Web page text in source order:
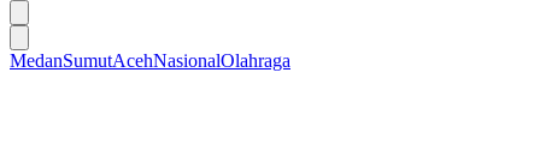
MedanSumutAcehNasionalOlahraga